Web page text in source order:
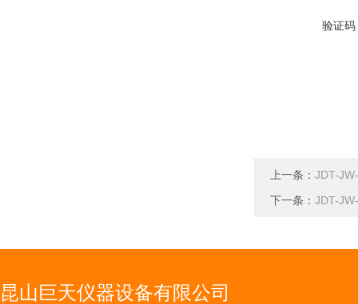
验证码
上一条： JDT-
下一条： JDT-
昆山巨天仪器设备有限公司